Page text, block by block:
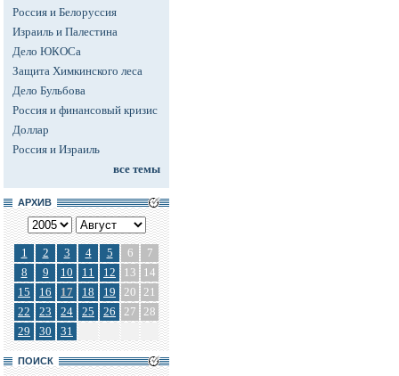
Россия и Белоруссия
Израиль и Палестина
Дело ЮКОСа
Защита Химкинского леса
Дело Бульбова
Россия и финансовый кризис
Доллар
Россия и Израиль
все темы
АРХИВ
1 2 3 4 5 6
7
8
9 10 11 12 13
14
15
16 17 18 19 20 21
22
23 24 25 26 27 28
29
30 31
ПОИСК